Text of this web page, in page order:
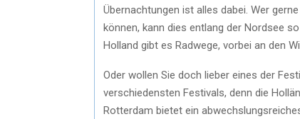
Übernachtungen ist alles dabei. Wer
können, kann dies entlang der Nordsee
Holland gibt es Radwege, vorbei an den
Oder wollen Sie doch lieber eines der
verschiedensten Festivals, denn die
Rotterdam bietet ein